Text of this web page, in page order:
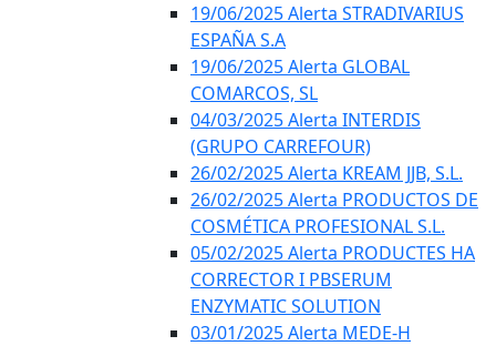
19/06/2025 Alerta STRADIVARIUS
ESPAÑA S.A
19/06/2025 Alerta GLOBAL
COMARCOS, SL
04/03/2025 Alerta INTERDIS
(GRUPO CARREFOUR)
26/02/2025 Alerta KREAM JJB, S.L.
26/02/2025 Alerta PRODUCTOS DE
COSMÉTICA PROFESIONAL S.L.
05/02/2025 Alerta PRODUCTES HA
CORRECTOR I PBSERUM
ENZYMATIC SOLUTION
03/01/2025 Alerta MEDE-H